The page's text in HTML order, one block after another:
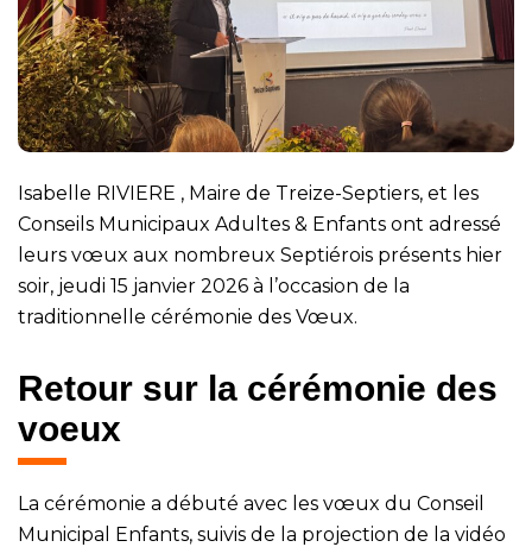
Isabelle RIVIERE , Maire de Treize-Septiers, et les
Conseils Municipaux Adultes & Enfants ont adressé
leurs vœux aux nombreux Septiérois présents hier
soir, jeudi 15 janvier 2026 à l’occasion de la
traditionnelle cérémonie des Vœux.
Retour sur la cérémonie des
voeux
La cérémonie a débuté avec les vœux du Conseil
Municipal Enfants, suivis de la projection de la vidéo